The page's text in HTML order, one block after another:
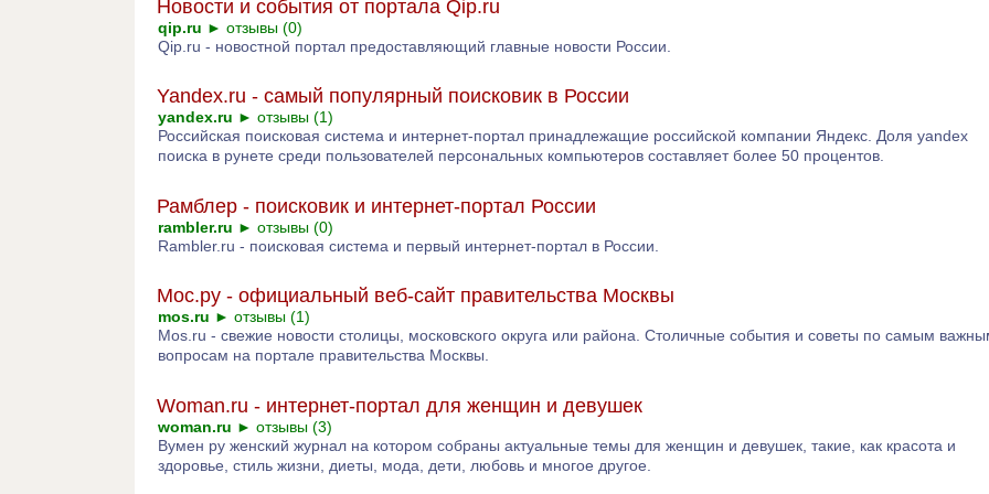
Новости и события от портала Qip.ru
qip.ru ► отзывы (0)
Qip.ru - новостной портал предоставляющий главные новости России.
Yandex.ru - самый популярный поисковик в России
yandex.ru ► отзывы (1)
Российская поисковая система и интернет-портал принадлежащие российской компании Яндекс. Доля yandex
поиска в рунете среди пользователей персональных компьютеров составляет более 50 процентов.
Рамблер - поисковик и интернет-портал России
rambler.ru ► отзывы (0)
Rambler.ru - поисковая система и первый интернет-портал в России.
Мос.ру - официальный веб-сайт правительства Москвы
mos.ru ► отзывы (1)
Mos.ru - свежие новости столицы, московского округа или района. Столичные события и советы по самым
вопросам на портале правительства Москвы.
Woman.ru - интернет-портал для женщин и девушек
woman.ru ► отзывы (3)
Вумен ру женский журнал на котором собраны актуальные темы для женщин и девушек, такие, как красота и
здоровье, стиль жизни, диеты, мода, дети, любовь и многое другое.